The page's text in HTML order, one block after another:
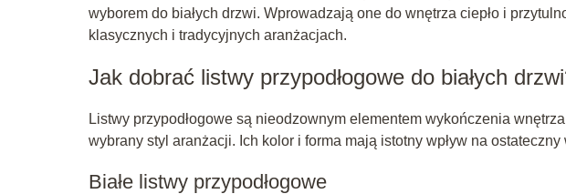
wyborem do białych drzwi. Wprowadzają one do wnętrza ciepło i
klasycznych i tradycyjnych aranżacjach.
Jak dobrać listwy przypodłogowe do białych
Listwy przypodłogowe są nieodzownym elementem wykończenia
wybrany styl aranżacji. Ich kolor i forma mają istotny wpływ na
Białe listwy przypodłogowe